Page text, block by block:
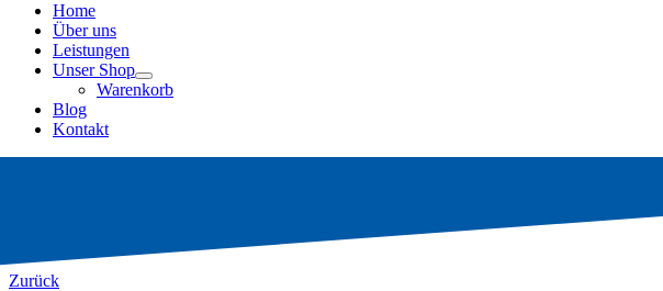
Home
Über uns
Leistungen
Unser Shop
Warenkorb
Blog
Kontakt
Zurück